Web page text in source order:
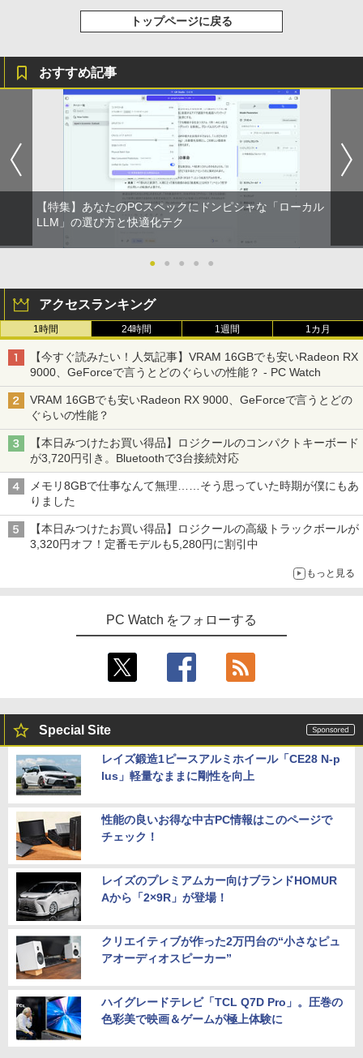
アイ・オー・データ機器 ワイド液晶ディ
【当日発送】I-O DATA アイ・オー・デー
タ 5年保証 3辺フレームレス&広視野角A
DSパネル 23.8型ワイド液晶 ブラック 24
インチ相当 PCモニター LCD-A241DB L
CDA241DB 【NE直】
￥12,720
ス】pcモニター 1920*1080 FHD パソコ
ン モニター VA非光沢 4000:1 HDMI 角度
調整 VESA Freesync スピーカー内蔵 kk
smart 最強配送 HG-215
￥12,399
プ)
転生したら第七王子だったので、気まま
に魔術を極めます（24） 【電子書籍】[
石沢庸介 ]
￥825
【3千円以上送料無料】新装版 沈黙の艦
隊 全16巻セット
￥22,660
Anker Soundcore Liberty 5 ミッドナイトブ
ラック
￥14,990
【2026年アップグレード版】AOKIMI ワイヤ
レスイヤホン bluetooth イヤホン V12 小型
軽量 ブルートゥースHi-Fi 最大36時間再生 ぶ
るーとゅーす コードレス ENCノイズキャン
セリング 自動ペアリング Type-C充電 マイク
付き 防水 タッチ式音量調整 スポーツ/通勤/通
学/WEB会議(ホワイト)
￥1,964
レスイヤホン Bluetooth 5.4 ノイズキャンセ
リング ANC 36時間再生
￥3,480
On My Road (Stadium ver.)
On My Road (Stadium ver.)
￥250
BUGS LIFE
￥250
by Amazon 天然水ラベルレス 2L×9本
by Amazon 炭酸水 ラベルレス 500ml ×24本
強炭酸水 ペットボトル 500ミリリットル (Sm
art Basic)
￥1,625
コカ・コーラ やかんの麦茶 from 爽健美茶 ラ
ベルレス 650mlPET×24本
ONE PIECE モノクロ版 115 (ジャンプコミッ
クスDIGITAL)
￥594
HUNTER×HUNTER モノクロ版 39 (ジャンプ
コミックスDIGITAL)
￥572
スーパーの裏でヤニ吸うふたり 9巻 (デジタル
￥810
トップページに戻る
おすすめ記事
【特集】あなたのPCスペックにドンピシャな「ローカル
LLM」の選び方と快適化テク
● ● ● ● ●
アクセスランキング
1時間 24時間 1週間 1カ月
【今すぐ読みたい！人気記事】VRAM 16GBでも安いRadeon RX
9000、GeForceで言うとどのぐらいの性能？ - PC Watch
VRAM 16GBでも安いRadeon RX 9000、GeForceで言うとどの
ぐらいの性能？
【本日みつけたお買い得品】ロジクールのコンパクトキーボード
が3,720円引き。Bluetoothで3台接続対応
メモリ8GBで仕事なんて無理……そう思っていた時期が僕にもあ
りました
【本日みつけたお買い得品】ロジクールの高級トラックボールが
3,320円オフ！定番モデルも5,280円に割引中
もっと見る
PC Watch をフォローする
Special Site
レイズ鍛造1ピースアルミホイール「CE28 N-p
lus」軽量なままに剛性を向上
性能の良いお得な中古PC情報はこのページで
チェック！
レイズのプレミアムカー向けブランドHOMUR
Aから「2×9R」が登場！
クリエイティブが作った2万円台の“小さなピュ
アオーディオスピーカー”
ハイグレードテレビ「TCL Q7D Pro」。圧巻の
色彩美で映画＆ゲームが極上体験に